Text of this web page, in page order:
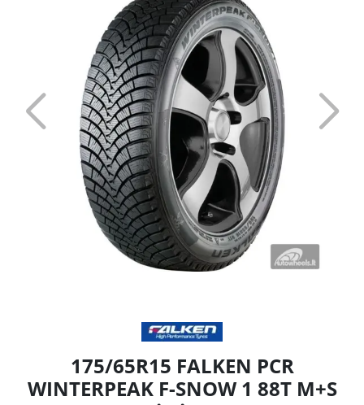
175/65R15 FALKEN PCR
WINTERPEAK F-SNOW 1 88T M+S